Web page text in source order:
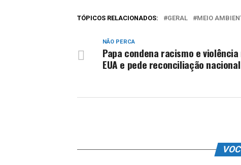
TÓPICOS RELACIONADOS: GERAL MEIO
NÃO PERCA
Papa condena racismo e violência
EUA e pede reconciliação nacional